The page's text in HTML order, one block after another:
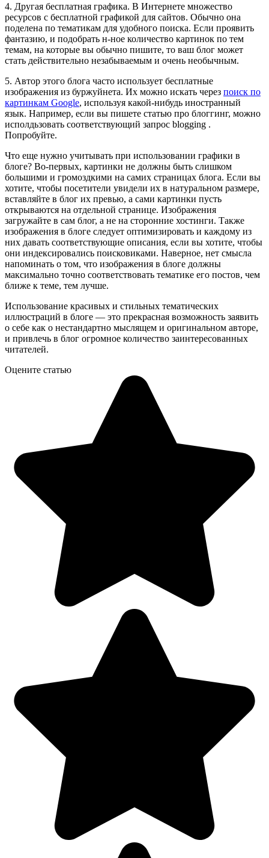
4. Другая бесплатная графика. В Интернете множество
ресурсов с бесплатной графикой для сайтов. Обычно она
поделена по тематикам для удобного поиска. Если проявить
фантазию, и подобрать н-ное количество картинок по тем
темам, на которые вы обычно пишите, то ваш блог может
стать действительно незабываемым и очень необычным.
5. Автор этого блога часто использует бесплатные
изображения из буржуйнета. Их можно искать через поиск по
картинкам Google, используя какой-нибудь иностранный
язык. Например, если вы пишете статью про блоггинг, можно
исполдьзовать соответствующий запрос blogging .
Попробуйте.
Что еще нужно учитывать при использовании графики в
блоге? Во-первых, картинки не должны быть слишком
большими и громоздкими на самих страницах блога. Если вы
хотите, чтобы посетители увидели их в натуральном размере,
вставляйте в блог их превью, а сами картинки пусть
открываются на отдельной странице. Изображения
загружайте в сам блог, а не на сторонние хостинги. Также
изображения в блоге следует оптимизировать и каждому из
них давать соответствующие описания, если вы хотите, чтобы
они индексировались поисковиками. Наверное, нет смысла
напоминать о том, что изображения в блоге должны
максимально точно соответствовать тематике его постов, чем
ближе к теме, тем лучше.
Использование красивых и стильных тематических
иллюстраций в блоге — это прекрасная возможность заявить
о себе как о нестандартно мыслящем и оригинальном авторе,
и привлечь в блог огромное количество заинтересованных
читателей.
Оцените статью